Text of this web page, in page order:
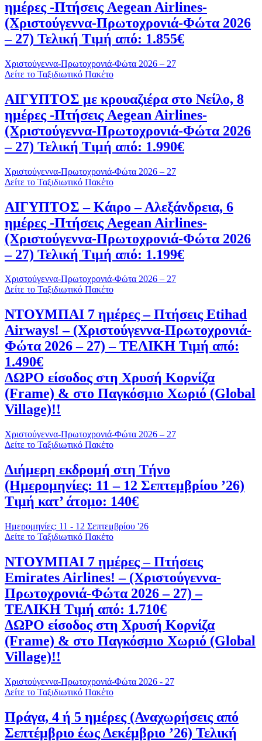
ημέρες -Πτήσεις Aegean Airlines-
(Χριστούγεννα-Πρωτοχρονιά-Φώτα 2026
– 27) Τελική Τιμή από: 1.855€
Χριστούγεννα-Πρωτοχρονιά-Φώτα 2026 – 27
Δείτε το Ταξιδιωτικό Πακέτο
ΑΙΓΥΠΤΟΣ με κρουαζιέρα στο Νείλο, 8
ημέρες -Πτήσεις Aegean Airlines-
(Χριστούγεννα-Πρωτοχρονιά-Φώτα 2026
– 27) Τελική Τιμή από: 1.990€
Χριστούγεννα-Πρωτοχρονιά-Φώτα 2026 – 27
Δείτε το Ταξιδιωτικό Πακέτο
ΑΙΓΥΠΤΟΣ – Κάιρο – Αλεξάνδρεια, 6
ημέρες -Πτήσεις Aegean Airlines-
(Χριστούγεννα-Πρωτοχρονιά-Φώτα 2026
– 27) Τελική Τιμή από: 1.199€
Χριστούγεννα-Πρωτοχρονιά-Φώτα 2026 – 27
Δείτε το Ταξιδιωτικό Πακέτο
ΝΤΟΥΜΠΑΙ 7 ημέρες – Πτήσεις Etihad
Airways! – (Χριστούγεννα-Πρωτοχρονιά-
Φώτα 2026 – 27) – ΤΕΛΙΚΗ Τιμή από:
1.490€
ΔΩΡΟ είσοδος στη Χρυσή Κορνίζα
(Frame) & στο Παγκόσμιο Χωριό (Global
Village)!!
Χριστούγεννα-Πρωτοχρονιά-Φώτα 2026 – 27
Δείτε το Ταξιδιωτικό Πακέτο
Διήμερη εκδρομή στη Τήνο
(Ημερομηνίες: 11 – 12 Σεπτεμβρίου ’26)
Τιμή κατ’ άτομο: 140€
Ημερομηνίες: 11 - 12 Σεπτεμβρίου '26
Δείτε το Ταξιδιωτικό Πακέτο
ΝΤΟΥΜΠΑΙ 7 ημέρες – Πτήσεις
Emirates Airlines! – (Χριστούγεννα-
Πρωτοχρονιά-Φώτα 2026 – 27) –
ΤΕΛΙΚΗ Τιμή από: 1.710€
ΔΩΡΟ είσοδος στη Χρυσή Κορνίζα
(Frame) & στο Παγκόσμιο Χωριό (Global
Village)!!
Χριστούγεννα-Πρωτοχρονιά-Φώτα 2026 - 27
Δείτε το Ταξιδιωτικό Πακέτο
Πράγα, 4 ή 5 ημέρες (Αναχωρήσεις από
Σεπτέμβριο έως Δεκέμβριο ’26) Τελική